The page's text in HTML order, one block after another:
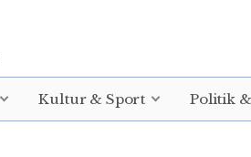
Kultur & Sport Politik